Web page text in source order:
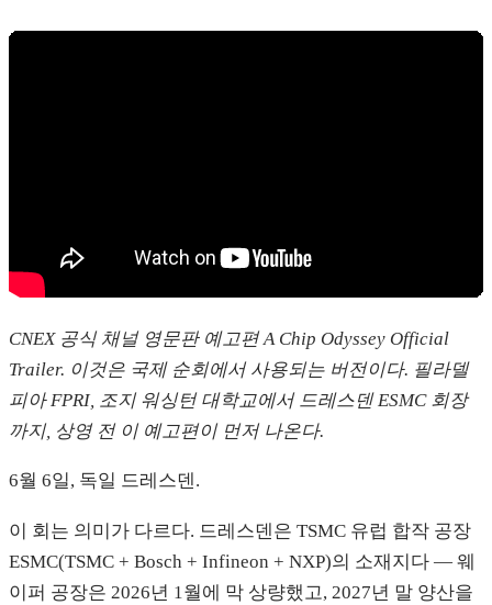
CNEX 공식 채널 영문판 예고편A Chip Odyssey Official
Trailer. 이것은 국제 순회에서 사용되는 버전이다. 필라델
피아 FPRI, 조지 워싱턴 대학교에서 드레스덴 ESMC 회장
까지, 상영 전 이 예고편이 먼저 나온다.
6월 6일, 독일 드레스덴.
이 회는 의미가 다르다. 드레스덴은 TSMC 유럽 합작 공장
ESMC(TSMC + Bosch + Infineon + NXP)의 소재지다 — 웨
이퍼 공장은 2026년 1월에 막 상량했고, 2027년 말 양산을